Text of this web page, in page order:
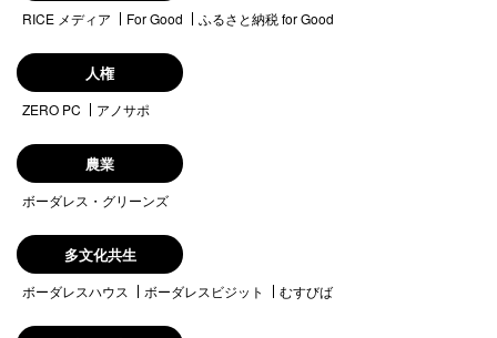
RICE メディア For Good ふるさと納税 for Good
人権
ZERO PC アノサポ
農業
ボーダレス・グリーンズ
多文化共生
ボーダレスハウス ボーダレスビジット むすびば